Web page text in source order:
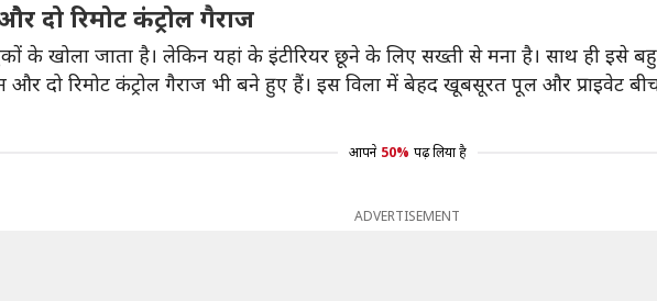
दो रिमोट कंट्रोल गैराज
के खोला जाता है। लेकिन यहां के इंटीरियर छूने के लिए सख्ती से मना है। साथ ही इसे
दो रिमोट कंट्रोल गैराज भी बने हुए हैं। इस विला में बेहद खूबसूरत पूल और प्राइवेट
आपने 50% पढ़ लिया है
ADVERTISEMENT